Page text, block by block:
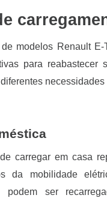
modelos Renault E-
para reabastecer
necessidades
carregar em casa
da mobilidade
podem ser